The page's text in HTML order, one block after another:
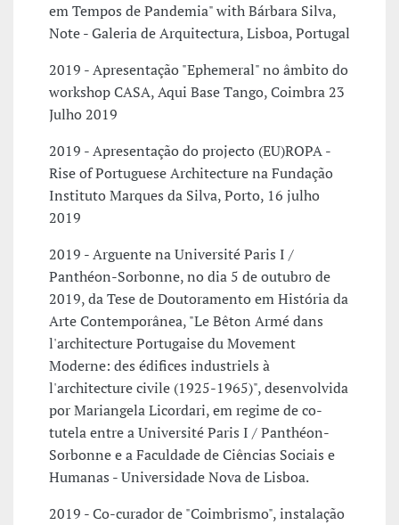
em Tempos de Pandemia" with Bárbara Silva,
Note - Galeria de Arquitectura, Lisboa, Portugal
2019 - Apresentação "Ephemeral" no âmbito do
workshop CASA, Aqui Base Tango, Coimbra 23
Julho 2019
2019 - Apresentação do projecto (EU)ROPA -
Rise of Portuguese Architecture na Fundação
Instituto Marques da Silva, Porto, 16 julho
2019
2019 - Arguente na Université Paris I /
Panthéon-Sorbonne, no dia 5 de outubro de
2019, da Tese de Doutoramento em História da
Arte Contemporânea, "Le Bêton Armé dans
l'architecture Portugaise du Movement
Moderne: des édifices industriels à
l'architecture civile (1925-1965)", desenvolvida
por Mariangela Licordari, em regime de co-
tutela entre a Université Paris I / Panthéon-
Sorbonne e a Faculdade de Ciências Sociais e
Humanas - Universidade Nova de Lisboa.
2019 - Co-curador de "Coimbrismo", instalação